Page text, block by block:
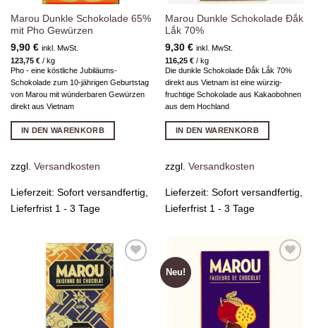
Marou Dunkle Schokolade 65%
mit Pho Gewürzen
9,90 € inkl. MwSt.
123,75 €/ kg
Pho - eine köstliche Jubiläums-
Schokolade zum 10-jährigen Geburtstag
von Marou mit wünderbaren Gewürzen
direkt aus Vietnam
IN DEN WARENKORB
zzgl. Versandkosten
Lieferzeit: Sofort versandfertig,
Lieferfrist 1 - 3 Tage
Marou Dunkle Schokolade Đắk
Lắk 70%
9,30 € inkl. MwSt.
116,25 €/ kg
Die dunkle Schokolade Đắk Lắk 70%
direkt aus Vietnam ist eine würzig-
fruchtige Schokolade aus Kakaobohnen
aus dem Hochland
IN DEN WARENKORB
zzgl. Versandkosten
Lieferzeit: Sofort versandfertig,
Lieferfrist 1 - 3 Tage
Wunschliste
hinzufügen
Neu!
Zur
Wunschliste